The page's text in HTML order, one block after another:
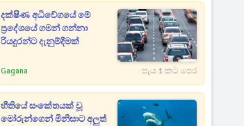
දක්ෂිණ අධිවේගයේ මේ
ප්‍රදේශයේ ගමන් ගන්නා
රියදුරන්ට දැනුම්දීමක්
Gagana පැය 1 කට පෙර
භීතියේ සංකේතයක් වූ
මෝරුන්ගෙන් මිනිසාට අලුත්